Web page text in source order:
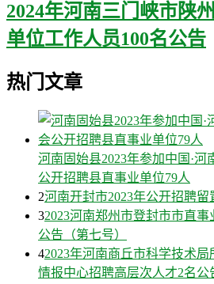
2024年河南三门峡市陕
单位工作人员100名公告
热门文章
河南固始县2023年参加中国·
公开招聘县直事业单位79人
2河南开封市2023年公开招聘留
32023河南郑州市登封市市直
公告（第七号）
42023年河南商丘市科学技术
情报中心招聘高层次人才2名公